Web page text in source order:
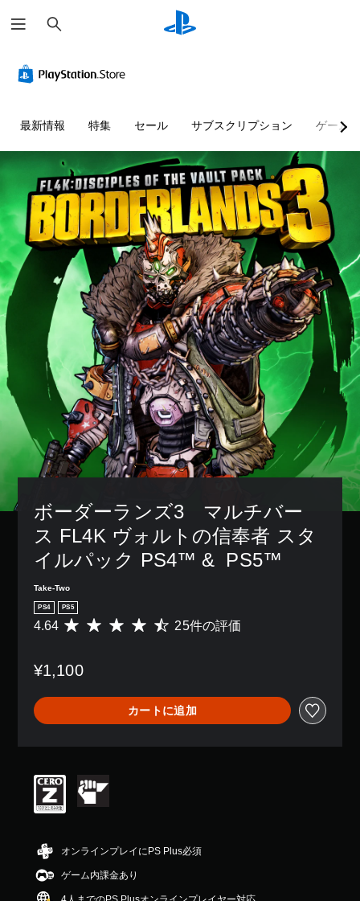
索
最新情報 特集 セール サブスクリプション ゲーム
ボーダーランズ3　マルチバー
ス FL4K ヴォルトの信奉者 スタ
イルパック PS4™ &  PS5™
Take-Two
PS4 PS5
評
は
5
、
平
は
段
中
の
4
4.64 25件の評価
¥1,100
カートに追加
オンラインプレイにPS Plus必須
ゲーム内課金あり